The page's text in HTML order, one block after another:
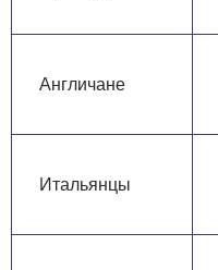
Англичане
Итальянцы